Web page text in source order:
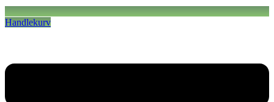
Handlekurv